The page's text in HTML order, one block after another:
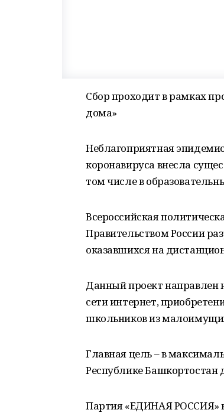
Сбор проходит в рамках
дома»
Неблагоприятная
коронавируса внесла
том числе в
Всероссийская
Правительством России
оказавшихся на
Данный проект
сети интернет,
школьников из
Главная цель – в
Республике Башкортостан
Партия «ЕДИНАЯ РОССИЯ»